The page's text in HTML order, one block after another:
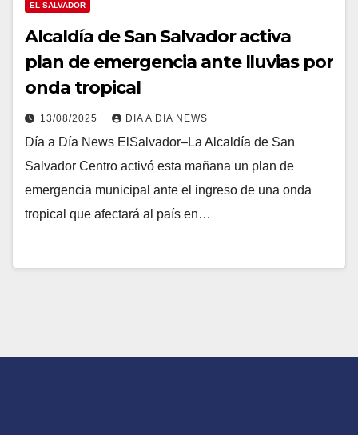
EL SALVADOR
Alcaldía de San Salvador activa
plan de emergencia ante lluvias por
onda tropical
13/08/2025 DIA A DIA NEWS
Día a Día News ElSalvador–La Alcaldía de San
Salvador Centro activó esta mañana un plan de
emergencia municipal ante el ingreso de una onda
tropical que afectará al país en…